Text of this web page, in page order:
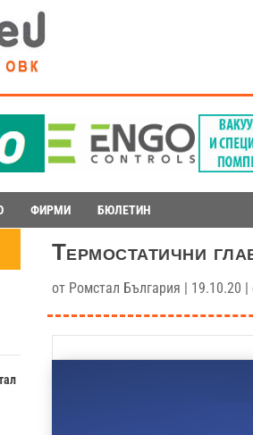
ФИРМИ БЮЛЕТИН
Термостатични
от Ромстал България 19.10.20